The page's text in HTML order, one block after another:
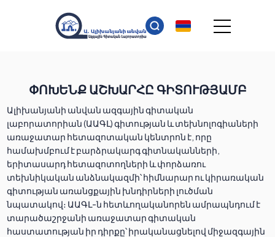
ՓՈԽԵՆՔ ԱՇԽԱՐՀԸ ԳԻՏՈՒԹՅԱՄԲ
Ալիխանյանի անվան ազգային գիտական
լաբորատորիան (ԱԱԳԼ) գիտության և տեխնոլոգիաների
առաջատար հետազոտական կենտրոն է, որը
համախմբում է բարձրակարգ գիտնականների,
երիտասարդ հետազոտողների և փորձառու
տեխնիկական անձնակազմի՝ հիմնարար ու կիրառական
գիտության առանցքային խնդիրների լուծման
նպատակով։ ԱԱԳԼ-ն հետևողականորեն ամրապնդում է
տարածաշրջանի առաջատար գիտական
հաստատության իր դիրքը՝ իրականացնելով միջազգային